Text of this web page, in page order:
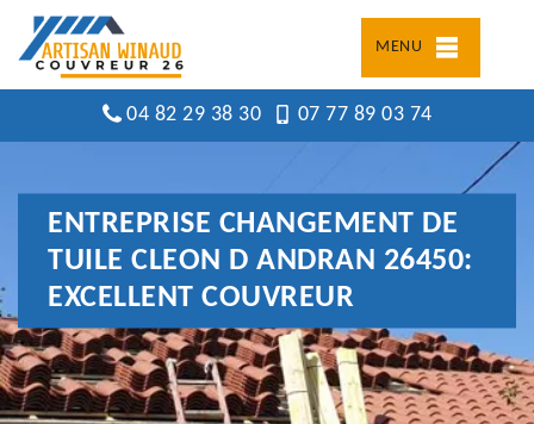
MENU
04 82 29 38 30 07 77 89 03 74
ENTREPRISE CHANGEMENT DE
TUILE CLEON D ANDRAN 26450:
EXCELLENT COUVREUR